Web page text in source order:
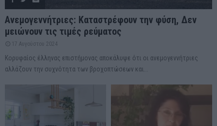
Ανεμογεννήτριες: Καταστρέφουν την φύση, Δεν
μειώνουν τις τιμές ρεύματος
17 Αυγούστου 2024
Κορυφαίος έλληνας επιστήμονας αποκάλυψε ότι οι ανεμογεννήτριες
αλλάζουν την συχνότητα των βροχοπτώσεων και...